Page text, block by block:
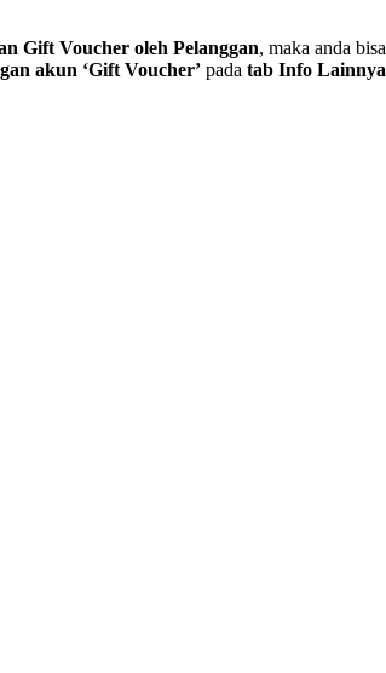
Gift Voucher oleh Pelanggan, maka anda bisa
akun ‘Gift Voucher’ pada tab Info Lainnya